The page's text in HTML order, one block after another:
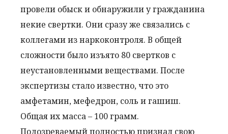
провели обыск и обнаружили у гражданина
некие свертки. Они сразу же связались с
коллегами из наркоконтроля. В общей
сложности было изъято 80 свертков с
неустановленными веществами. После
экспертизы стало известно, что это
амфетамин, мефедрон, соль и гашиш.
Общая их масса – 100 грамм.
Подозреваемый полностью признал свою